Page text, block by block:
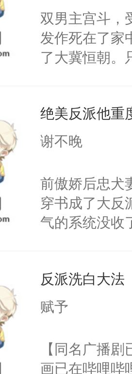
莲花可不止有
点脑袋，看着
常见问题一：
教科书版：“
母的微笑：“
留看着面前
人，突然醒悟
卫天还没亮，
腰：“陛下，
不好了！”“那
小白莲：“嘤
胡说，我没碰
不愧是大佬
悉，嗷？这不
双男主宫斗，
发作死在了家
了大冀恒朝。
惜被人暗害，
绝。主神知晓
朝，一个从未
为三种性别。
构与男子相同
了一颗红色
人，最终坐上
绝美反派他重
谢不晚
前傲娇后忠犬
穿书成了大反
气的系统没收
用见人，因为
言神龙见首不
名蛇蛇，跟
不知道，那小
反派洗白大法
赋予
【同名广播
画已在哔哩哔